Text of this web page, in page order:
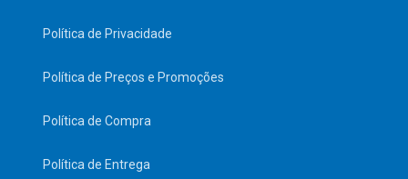
Política de Privacidade
Política de Preços e Promoções
Política de Compra
Política de Entrega